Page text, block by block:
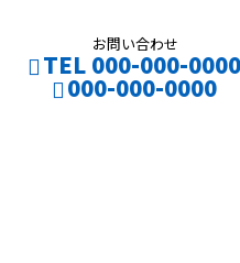
お問い合わせ
TEL 000-000-0000
000-000-0000